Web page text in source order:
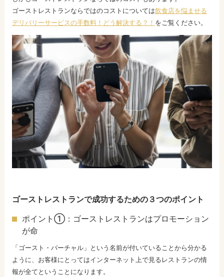
ゴーストレストランならではのコストについては飲食店を悩ませる
デリバリーサービスの手数料！どう解決する？！ をご覧ください。
ゴーストレストランで成功するための３つのポイント
ポイント①：ゴーストレストランはプロモーション
が命
「ゴースト・バーチャル」という名前が付いていることから分かる
ように、お客様にとってはインターネット上で見るレストランの情
報が全てということになります。